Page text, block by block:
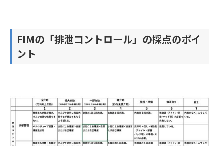
FIMの「排泄コントロール」の採点のポイ
ント